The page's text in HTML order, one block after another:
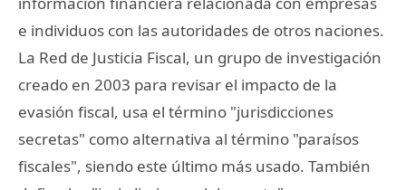
e individuos con las autoridades de otros naciones.
La Red de Justicia Fiscal, un grupo de investigación
creado en 2003 para revisar el impacto de la
evasión fiscal, usa el término "jurisdicciones
secretas" como alternativa al término "paraísos
fiscales", siendo este último más usado. También